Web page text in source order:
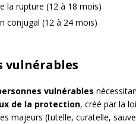
la rupture (12 à 18 mois)
conjugal (12 à 24 mois)
vulnérables
vulnérables
de la protection, créé par la
majeurs (tutelle, curatelle,